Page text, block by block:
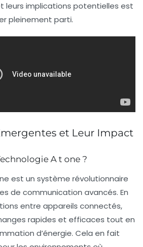
leurs implications potentielles est
pleinement parti.
et Leur Impact
A t one ?
est un système révolutionnaire
de communication avancés. En
entre appareils connectés,
rapides et efficaces tout en
d’énergie. Cela en fait